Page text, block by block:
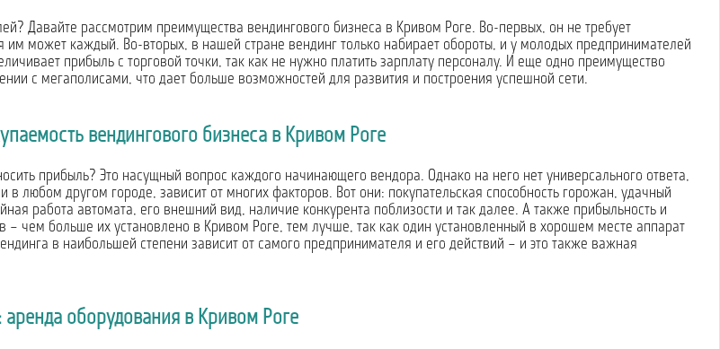
Давайте рассмотрим преимущества вендингового бизнеса в Кривом Роге. Во-первых, он не требует
им может каждый. Во-вторых, в нашей стране вендинг только набирает обороты, и у молодых предпринимателей
прибыль с торговой точки, так как не нужно платить зарплату персоналу. И еще одно преимущество
с мегаполисами, что дает больше возможностей для развития и построения успешной сети.
вендингового бизнеса в Кривом Роге
прибыль? Это насущный вопрос каждого начинающего вендора. Однако на него нет универсального ответа,
любом другом городе, зависит от многих факторов. Вот они: покупательская способность горожан, удачный
работа автомата, его внешний вид, наличие конкурента поблизости и так далее. А также прибыльность и
– чем больше их установлено в Кривом Роге, тем лучше, так как один установленный в хорошем месте аппарат
в наибольшей степени зависит от самого предпринимателя и его действий – и это также важная
аренда оборудования в Кривом Роге